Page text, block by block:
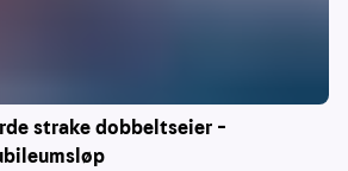
strake dobbeltseier –